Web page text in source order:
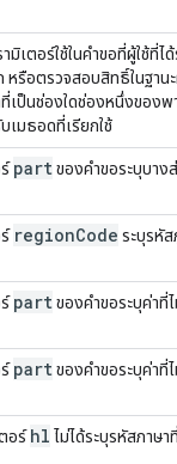
มิเตอร์ใช้ในคำขอที่ผู้ใช้ที่
หรือตรวจสอบสิทธิ์ในฐาน
เป็นช่องใดช่องหนึ่งของพ
เมธอดที่เรียกใช้
partของคำขอระบุบาง
regionCode ระบุรหั
partของคำขอระบุค่าที่
partของคำขอระบุค่าที่
อร์hl ไม่ได้ระบุรหัสภาษา